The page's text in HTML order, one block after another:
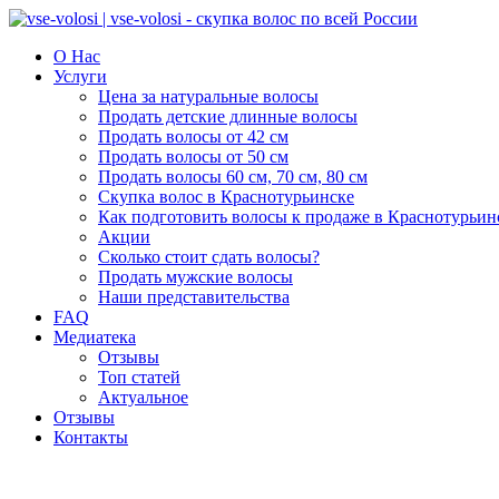
О Нас
Услуги
Цена за натуральные волосы
Продать детские длинные волосы
Продать волосы от 42 см
Продать волосы от 50 см
Продать волосы 60 см, 70 см, 80 см
Скупка волос в Краснотурьинске
Как подготовить волосы к продаже в
Акции
Сколько стоит сдать волосы?
Продать мужские волосы
Наши представительства
FAQ
Медиатека
Отзывы
Топ статей
Актуальное
Отзывы
Контакты